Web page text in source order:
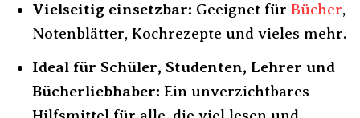
Vielseitig einsetzbar: Geeignet für Bücher,
Notenblätter, Kochrezepte und vieles mehr.
Ideal für Schüler, Studenten, Lehrer und
Bücherliebhaber: Ein unverzichtbares